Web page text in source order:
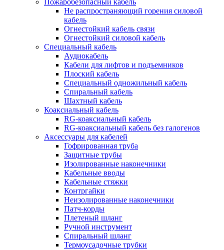
Пожаробезопасный кабель
Не распространяющий горения силовой
кабель
Огнестойкий кабель связи
Огнестойкий силовой кабель
Специальный кабель
Аудиокабель
Кабели для лифтов и подъемников
Плоский кабель
Специальный одножильный кабель
Спиральный кабель
Шахтный кабель
Коаксиальный кабель
RG-коаксиальный кабель
RG-коаксиальный кабель без галогенов
Аксессуары для кабелей
Гофрированная труба
Защитные трубы
Изолированные наконечники
Кабельные вводы
Кабельные стяжки
Контргайки
Неизолированные наконечники
Патч-корды
Плетеный шланг
Ручной инструмент
Спиральный шланг
Термоусадочные трубки